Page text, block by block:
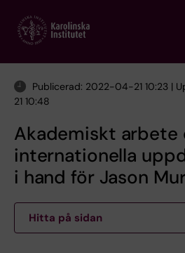
main
Publicerad: 2022-04-21 10:23 |
21 10:48
Akademiskt arbete
internationella
i hand för Jason
Hitta på sidan